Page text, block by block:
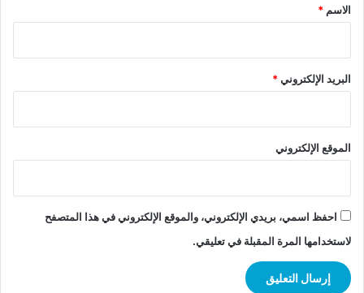
*
الاسم *
البريد الإلكتروني*
الموقع الإلكتروني
احفظ اسمي، بريدي الإلكتروني، والموقع الإلكتروني في هذا المتصفح
لاستخدامها المرة المقبلة في تعليقي.